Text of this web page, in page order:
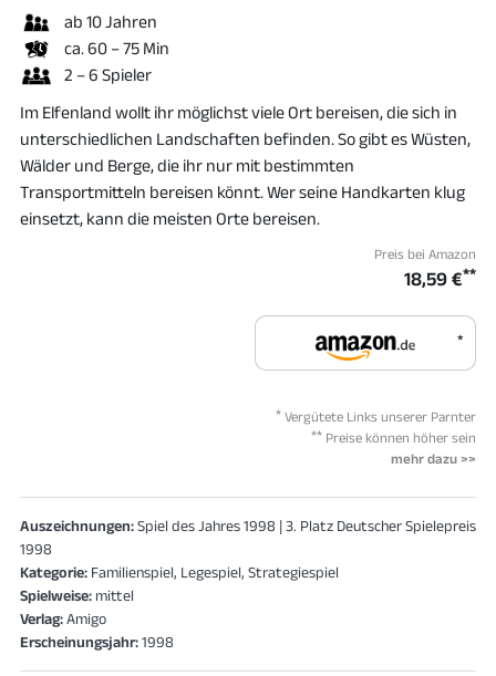
ab 10 Jahren
ca. 60 – 75 Min
2 – 6 Spieler
Im Elfenland wollt ihr möglichst viele Ort bereisen, die sich in
unterschiedlichen Landschaften befinden. So gibt es Wüsten,
Wälder und Berge, die ihr nur mit bestimmten
Transportmitteln bereisen könnt. Wer seine Handkarten klug
einsetzt, kann die meisten Orte bereisen.
Preis bei Amazon
18,59 €**
*
* Vergütete Links unserer Parnter
** Preise können höher sein
mehr dazu >>
Auszeichnungen:Spiel des Jahres 1998 | 3. Platz Deutscher Spielepreis
1998
Kategorie: Familienspiel, Legespiel, Strategiespiel
Spielweise: mittel
Verlag:Amigo
Erscheinungsjahr:1998